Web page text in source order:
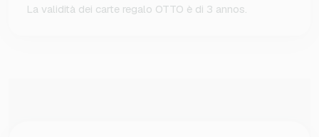
La validità dei carte regalo OTTO è di 3 annos.